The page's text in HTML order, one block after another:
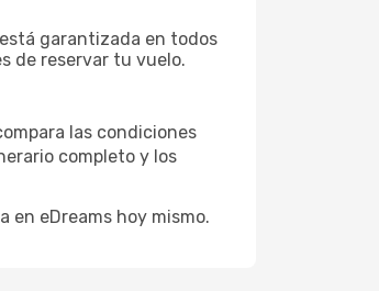
garantizada en todos
de reservar tu vuelo.
las condiciones
completo y los
en eDreams hoy mismo.